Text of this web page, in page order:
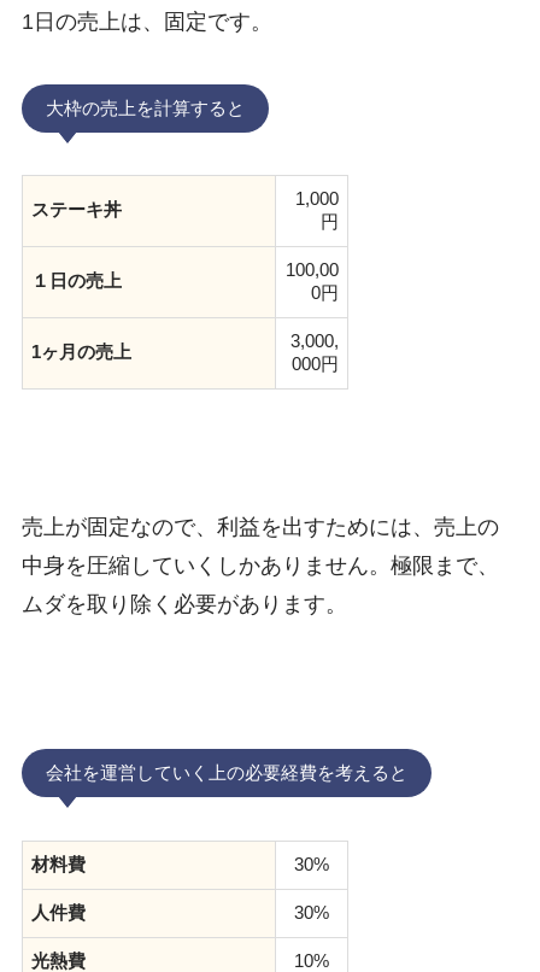
1日の売上は、固定です。
大枠の売上を計算すると
ステーキ丼
1,000
円
１日の売上
100,00
0円
1ヶ月の売上
3,000,
000円
売上が固定なので、利益を出すためには、売上の
中身を圧縮していくしかありません。極限まで、
ムダを取り除く必要があります。
会社を運営していく上の必要経費を考えると
材料費 30%
人件費 30%
光熱費 10%